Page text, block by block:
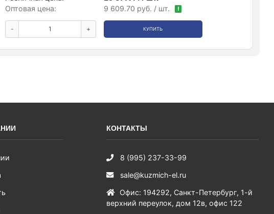
Оптовая цена:
9 609.70 руб. / шт. !
- + КУПИТЬ
КОНТАКТЫ
8 (995) 237-33-99
sale@kuzmich-el.ru
Офис: 194292, Санкт-Петербург, 1-й
верхний переулок, дом 12в, офис 122